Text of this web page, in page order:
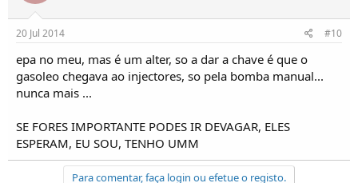
20 Jul 2014 #10
epa no meu, mas é um alter, so a dar a chave é que o
gasoleo chegava ao injectores, so pela bomba manual...
nunca mais ...
SE FORES IMPORTANTE PODES IR DEVAGAR, ELES
ESPERAM, EU SOU, TENHO UMM
Para comentar, faça login ou efetue o registo.